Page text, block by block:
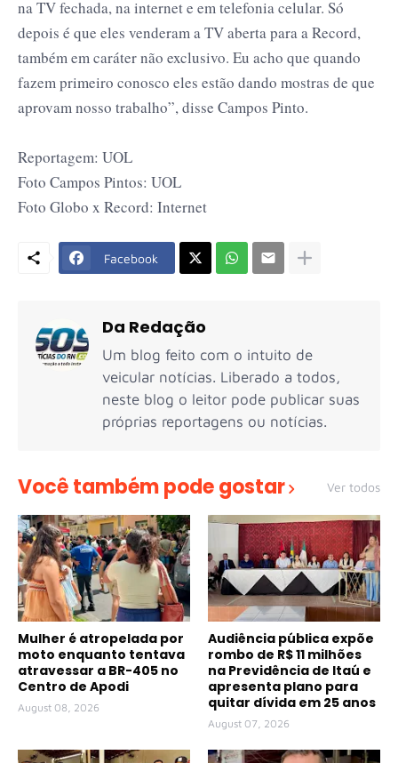
na TV fechada, na internet e em telefonia celular. Só
depois é que eles venderam a TV aberta para a Record,
também em caráter não exclusivo. Eu acho que quando
fazem primeiro conosco eles estão dando mostras de que
aprovam nosso trabalho”, disse Campos Pinto.
Reportagem: UOL
Foto Campos Pintos: UOL
Foto Globo x Record: Internet
Facebook
Da Redação
Um blog feito com o intuito de
veicular notícias. Liberado a todos,
neste blog o leitor pode publicar suas
próprias reportagens ou notícias.
Você também pode gostar Ver todos
Mulher é atropelada por
moto enquanto tentava
atravessar a BR-405 no
Centro de Apodi
August 08, 2026
Audiência pública expõe
rombo de R$ 11 milhões
na Previdência de Itaú e
apresenta plano para
quitar dívida em 25 anos
August 07, 2026